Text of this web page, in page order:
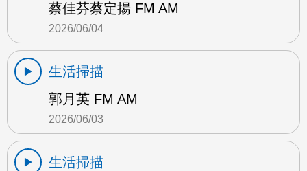
蔡佳芬蔡定揚 FM AM
2026/06/04
生活掃描
郭月英 FM AM
2026/06/03
生活掃描